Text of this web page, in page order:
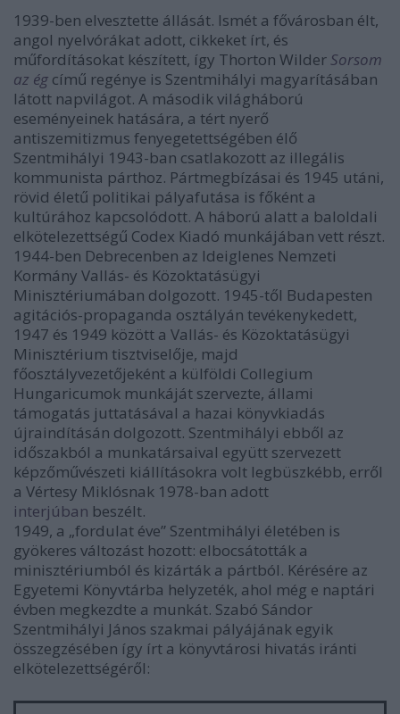
1939-ben elvesztette állását. Ismét a fővárosban élt,
angol nyelvórákat adott, cikkeket írt, és
műfordításokat készített, így Thorton Wilder Sorsom
az ég című regénye is Szentmihályi magyarításában
látott napvilágot. A második világháború
eseményeinek hatására, a tért nyerő
antiszemitizmus fenyegetettségében élő
Szentmihályi 1943-ban csatlakozott az illegális
kommunista párthoz. Pártmegbízásai és 1945 utáni,
rövid életű politikai pályafutása is főként a
kultúrához kapcsolódott. A háború alatt a baloldali
elkötelezettségű Codex Kiadó munkájában vett részt.
1944-ben Debrecenben az Ideiglenes Nemzeti
Kormány Vallás- és Közoktatásügyi
Minisztériumában dolgozott. 1945-től Budapesten
agitációs-propaganda osztályán tevékenykedett,
1947 és 1949 között a Vallás- és Közoktatásügyi
Minisztérium tisztviselője, majd
főosztályvezetőjeként a külföldi Collegium
Hungaricumok munkáját szervezte, állami
támogatás juttatásával a hazai könyvkiadás
újraindításán dolgozott. Szentmihályi ebből az
időszakból a munkatársaival együtt szervezett
képzőművészeti kiállításokra volt legbüszkébb, erről
a Vértesy Miklósnak 1978-ban adott
interjúban beszélt.
1949, a „fordulat éve” Szentmihályi életében is
gyökeres változást hozott: elbocsátották a
minisztériumból és kizárták a pártból. Kérésére az
Egyetemi Könyvtárba helyzeték, ahol még e naptári
évben megkezdte a munkát. Szabó Sándor
Szentmihályi János szakmai pályájának egyik
összegzésében így írt a könyvtárosi hivatás iránti
elkötelezettségéről: